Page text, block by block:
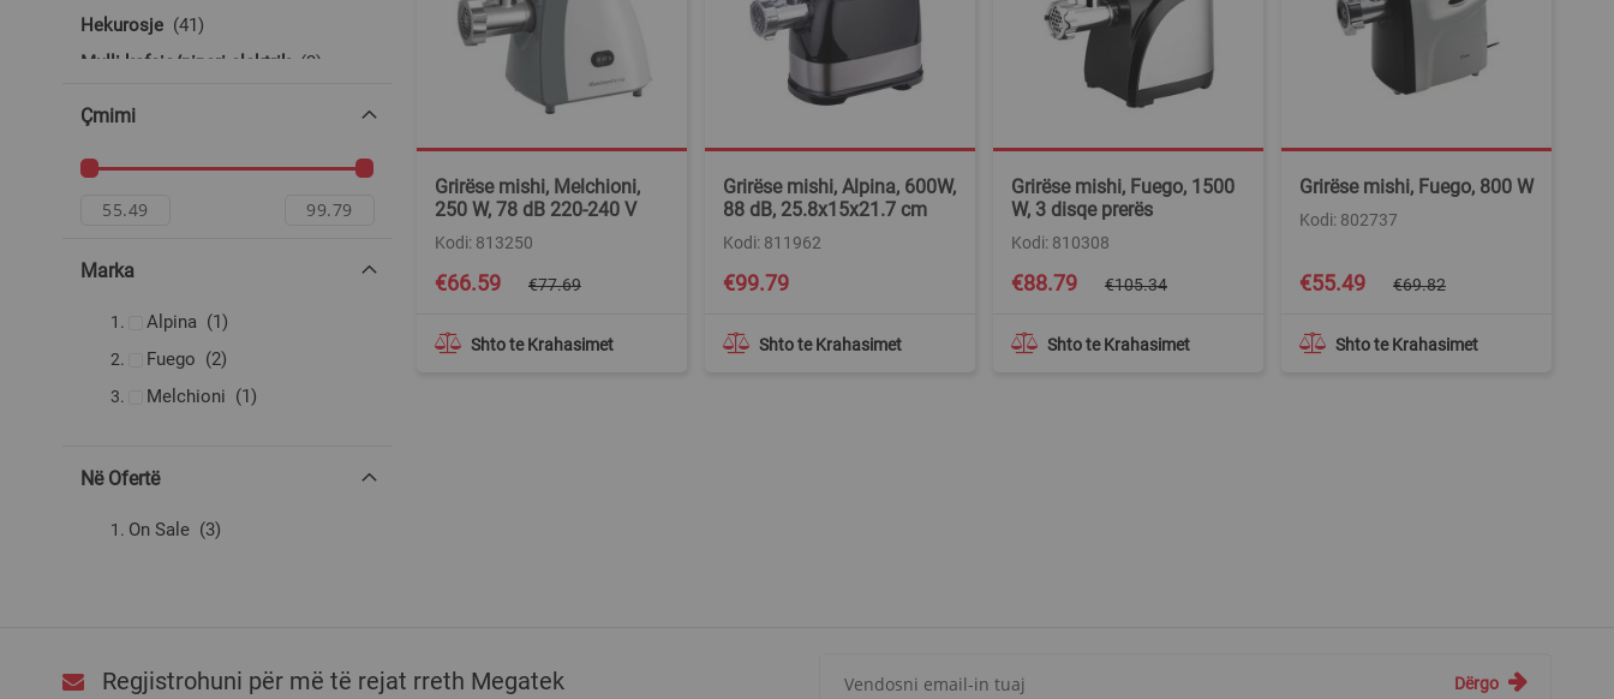
Grirëse mishi, Melchioni,
250 W, 78 dB 220-240 V
Kodi: 813250
Shto te Krahasimet
Special
Price
€66.59 €77.69
Grirëse mishi, Alpina, 600W,
88 dB, 25.8x15x21.7 cm
Kodi: 811962
Shto te Krahasimet
€99.79
Grirëse mishi, Fuego, 1500
W, 3 disqe prerës
Kodi: 810308
Shto te Krahasimet
Special
Price
€88.79 €105.34
Grirëse mishi, Fuego, 800 W
Kodi: 802737
Shto te Krahasimet
Special
Price
€55.49 €69.82
Hekurosje
41produkte
Mulli kafeje/piperi elektrik
3produkte
Bërëse kokoshkash
3produkte
Makineri paketimi me vakum
5produkte
Zjerëse vezësh
2produkte
Pajisje të tjera elektroshtëpiake
produkte
Çmimi
Marka
Alpina 1produkt
Fuego
2produkte
Melchioni
1produkt
Në Ofertë
On Sale 3produkte
Regjistrohuni për më të rejat rreth Megatek Dërgo